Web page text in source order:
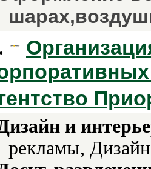
и
рекламы,